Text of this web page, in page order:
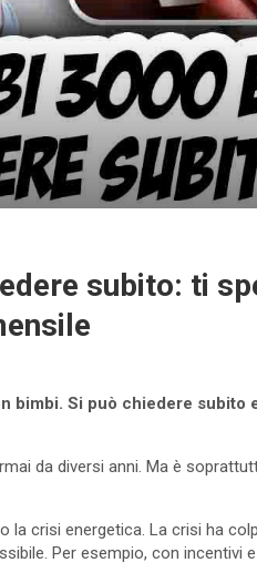
subito: ti
bimbi. Si può chiedere subito
da diversi anni. Ma è
la crisi energetica. La crisi ha
Per esempio, con incentivi